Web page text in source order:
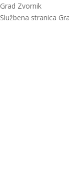
Grad Zvornik
Službena stranica